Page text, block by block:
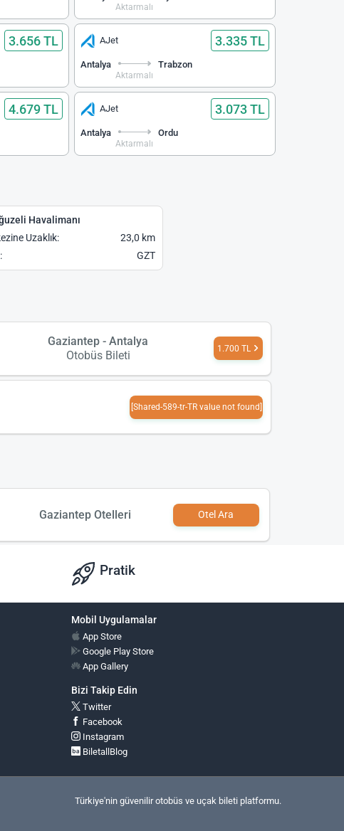
Aktarmalı
3.656 TL AJet 3.335 TL
Antalya
Aktarmalı
Trabzon
4.679 TL AJet 3.073 TL
Antalya
Aktarmalı
Ordu
Havalimanı
Uzaklık:
23,0 km
GZT
Gaziantep - Antalya
Otobüs Bileti
1.700 TL
[Shared-589-tr-TR value not found]
Gaziantep Otelleri Otel Ara
Pratik
Mobil Uygulamalar
App Store
Google Play Store
App Gallery
Bizi Takip Edin
Twitter
Facebook
Instagram
BiletallBlog
Türkiye'nin güvenilir otobüs ve uçak bileti platformu.